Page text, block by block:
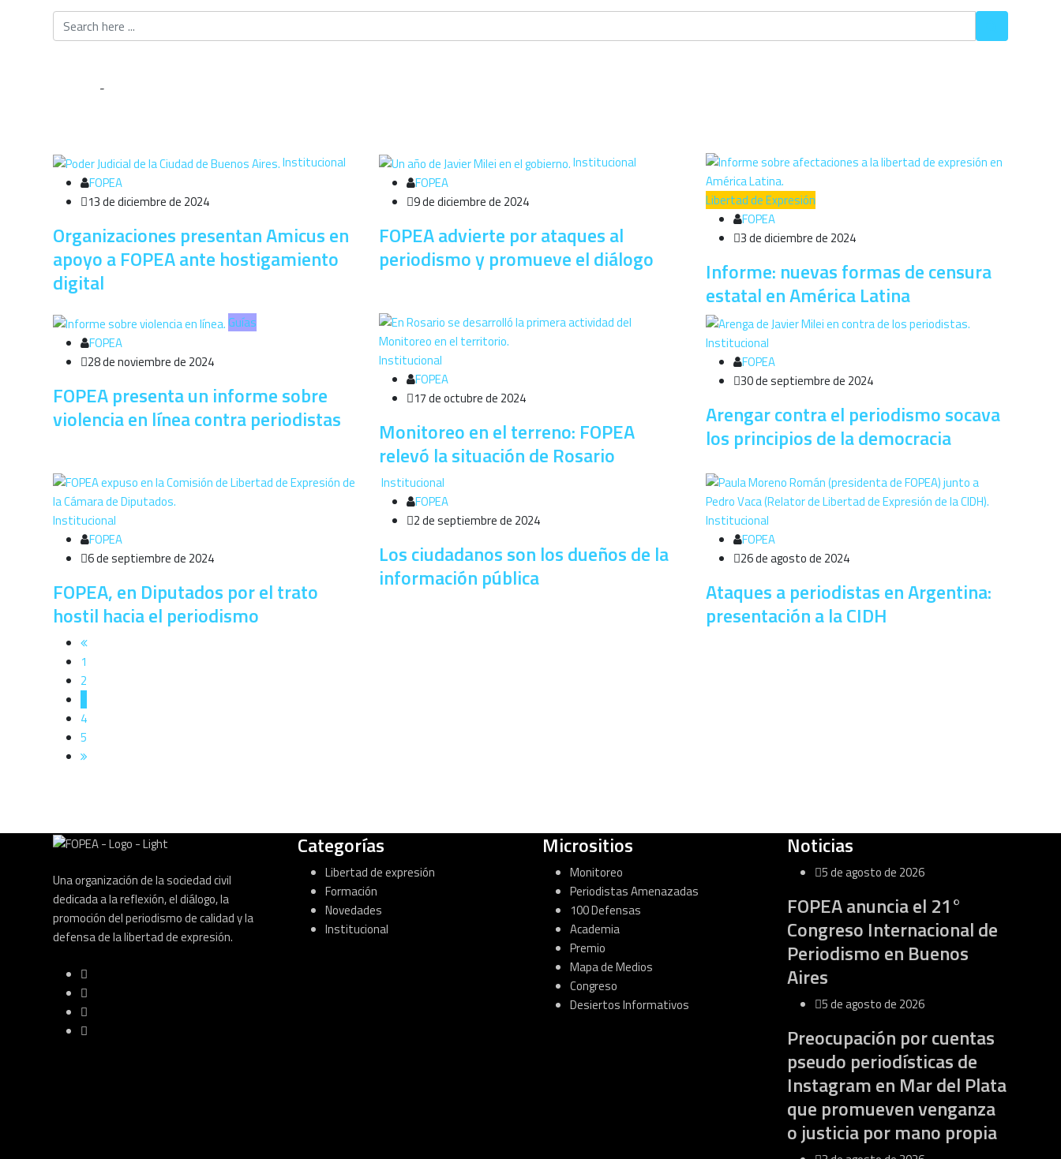
Libertad de Expresión
-
Institucional
FOPEA
13 de diciembre de 2024
Organizaciones presentan Amicus en
apoyo a FOPEA ante hostigamiento
digital
Institucional
FOPEA
9 de diciembre de 2024
FOPEA advierte por ataques al
periodismo y promueve el diálogo
Libertad de Expresión
FOPEA
3 de diciembre de 2024
Informe: nuevas formas de censura
estatal en América Latina
Guías
FOPEA
28 de noviembre de 2024
FOPEA presenta un informe sobre
violencia en línea contra periodistas
Institucional
FOPEA
17 de octubre de 2024
Monitoreo en el terreno: FOPEA
relevó la situación de Rosario
Institucional
FOPEA
30 de septiembre de 2024
Arengar contra el periodismo socava
los principios de la democracia
Institucional
FOPEA
6 de septiembre de 2024
FOPEA, en Diputados por el trato
hostil hacia el periodismo
Institucional
FOPEA
2 de septiembre de 2024
Los ciudadanos son los dueños de la
información pública
Institucional
FOPEA
26 de agosto de 2024
Ataques a periodistas en Argentina:
presentación a la CIDH
1
2
4
5
Una organización de la sociedad civil
dedicada a la reflexión, el diálogo, la
promoción del periodismo de calidad y la
defensa de la libertad de expresión.
Categorías
Libertad de expresión
Formación
Novedades
Institucional
Micrositios
Monitoreo
Periodistas Amenazadas
100 Defensas
Academia
Premio
Mapa de Medios
Congreso
Desiertos Informativos
Noticias
5 de agosto de 2026
FOPEA anuncia el 21°
Congreso Internacional de
Periodismo en Buenos
Aires
5 de agosto de 2026
Preocupación por cuentas
pseudo periodísticas de
Instagram en Mar del Plata
que promueven venganza
o justicia por mano propia